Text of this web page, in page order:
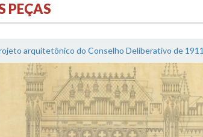
PEÇAS
arquitetônico do Conselho Deliberativo de 1911